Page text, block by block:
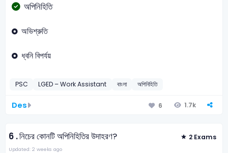
অপিনিহিতি
অভিশ্রুতি
ধ্বনি বিপর্যয়
PSC LGED – Work Assistant বাংলা অপিনিহিতি
Des 6 1.7k
6 .নিচের কোনটি অপিনিহিতির উদাহরণ? 2 Exams
Updated: 2 weeks ago